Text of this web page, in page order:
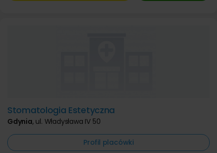
Stomatologia Estetyczna
Gdynia, ul. Władysława IV 50
Profil placówki